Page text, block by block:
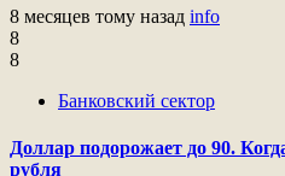
8 месяцев тому назад info
8
8
Банковский сектор
Доллар подорожает до 90.
рубля